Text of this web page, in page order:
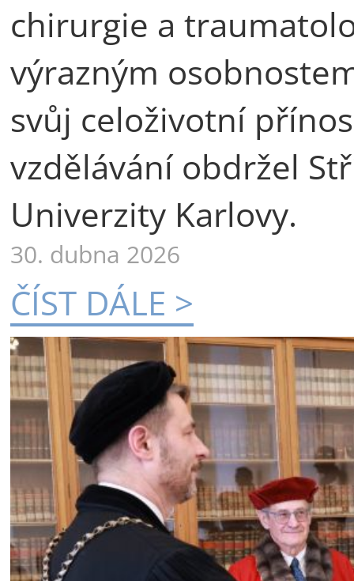
chirurgie a
výrazným
svůj celoživotní
vzdělávání obdržel
Univerzity Karlovy.
30. dubna 2026
ČÍST DÁLE >